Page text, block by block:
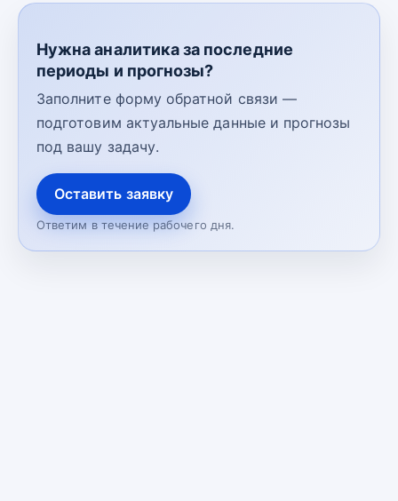
Нужна аналитика за последние
периоды и прогнозы?
Заполните форму обратной связи —
подготовим актуальные данные и прогнозы
под вашу задачу.
Оставить заявку
Ответим в течение рабочего дня.